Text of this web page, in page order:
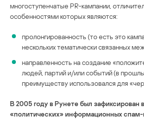
многоступенчатые PR-кампании,
особенностями которых являются:
пролонгированность (то есть это
нескольких тематически связанных
направленность на создание
людей, партий и/или событий (в
преимуществу использовался для
В 2005 году в Рунете был зафиксирован
«политических» информационных